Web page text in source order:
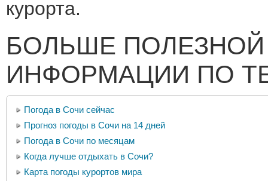
курорта.
БОЛЬШЕ ПОЛЕЗНОЙ
ИНФОРМАЦИИ ПО
Погода в Сочи сейчас
Прогноз погоды в Сочи на 14 дней
Погода в Сочи по месяцам
Когда лучше отдыхать в Сочи?
Карта погоды курортов мира